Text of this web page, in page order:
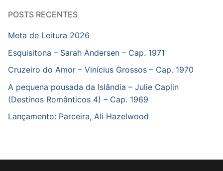
POSTS RECENTES
Meta de Leitura 2026
Esquisitona – Sarah Andersen – Cap. 1971
Cruzeiro do Amor – Vinícius Grossos – Cap. 1970
A pequena pousada da Islândia – Julie Caplin
(Destinos Românticos 4) – Cap. 1969
Lançamento: Parceira, Ali Hazelwood